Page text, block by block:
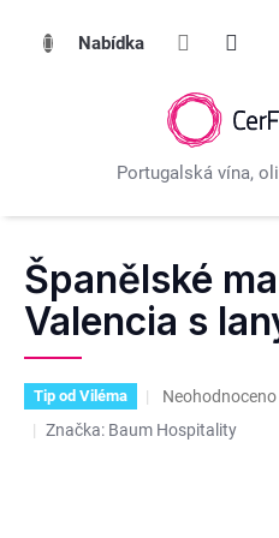
obsah
Španělské
Valencia s
Tip od Viléma
Průměrné
produktu
Neohodnoceno
Značka: Baum Hospitality